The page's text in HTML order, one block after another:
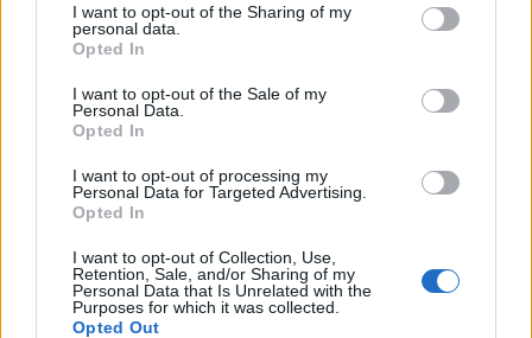
I want to opt-out of the Sharing of my
personal data.
Opted In
I want to opt-out of the Sale of my
Personal Data.
Opted In
I want to opt-out of processing my
Personal Data for Targeted Advertising.
Opted In
I want to opt-out of Collection, Use,
Retention, Sale, and/or Sharing of my
Personal Data that Is Unrelated with the
Purposes for which it was collected.
Opted Out
2026. augusztus 07., péntek
Visszaküldte a parlamentnek a
medveállomány ritkítására
vonatkozó törvényt az államfő